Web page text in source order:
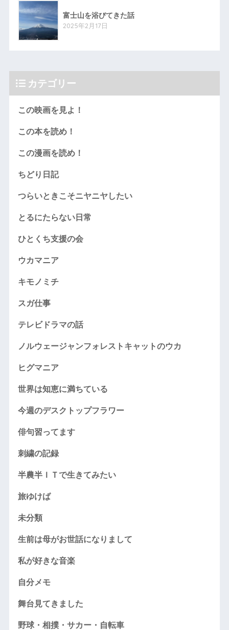
富士山を浴びてきた話
2025年2月17日
カテゴリー
この映画を見よ！
この本を読め！
この漫画を読め！
ちどり日記
つらいときこそニヤニヤしたい
とるにたらない日常
ひとくち支援の会
ウカマニア
キモノミチ
スガ仕事
テレビドラマの話
ノルウェージャンフォレストキャットのウカ
ヒグマニア
世界は知恵に満ちている
今週のデスクトップフラワー
俳句習ってます
刺繍の記録
半農半ＩＴで生きてみたい
旅ゆけば
未分類
生前は母がお世話になりまして
私が好きな音楽
自分メモ
舞台見てきました
野球・相撲・サカー・自転車